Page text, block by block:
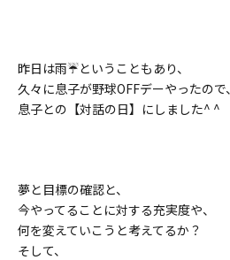
昨日は雨☔️ということもあり、
久々に息子が野球OFFデーやったので、
息子との【対話の日】にしました^ ^
夢と目標の確認と、
今やってることに対する充実度や、
何を変えていこうと考えてるか？
そして、